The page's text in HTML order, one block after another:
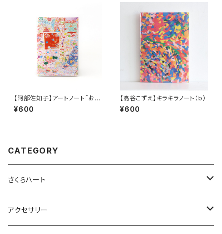
【阿部佐知子】アートノート「お
に」
¥600
【高谷こずえ】キラキラノート（b）
¥600
CATEGORY
さくらハート
ペンダント
アクセサリー